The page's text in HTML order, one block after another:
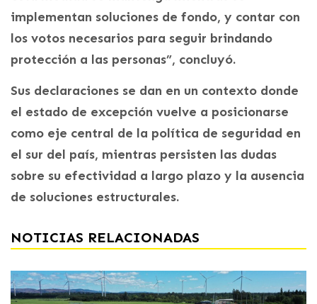
implementan soluciones de fondo, y contar con
los votos necesarios para seguir brindando
protección a las personas”, concluyó.
Sus declaraciones se dan en un contexto donde
el estado de excepción vuelve a posicionarse
como eje central de la política de seguridad en
el sur del país, mientras persisten las dudas
sobre su efectividad a largo plazo y la ausencia
de soluciones estructurales.
NOTICIAS RELACIONADAS